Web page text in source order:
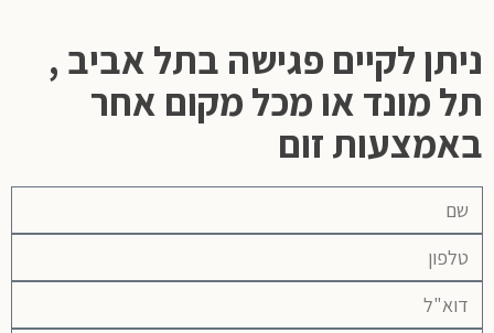
ניתן לקיים פגישה בתל אביב ,
תל מונד או מכל מקום אחר
באמצעות זום